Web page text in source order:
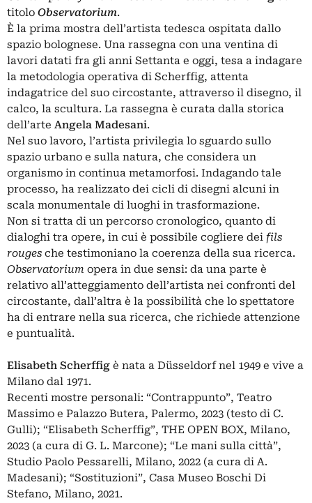
titolo Observatorium.
È la prima mostra dell’artista tedesca ospitata dallo
spazio bolognese. Una rassegna con una ventina di
lavori datati fra gli anni Settanta e oggi, tesa a indagare
la metodologia operativa di Scherffig, attenta
indagatrice del suo circostante, attraverso il disegno, il
calco, la scultura. La rassegna è curata dalla storica
dell’arte Angela Madesani.
Nel suo lavoro, l’artista privilegia lo sguardo sullo
spazio urbano e sulla natura, che considera un
organismo in continua metamorfosi. Indagando tale
processo, ha realizzato dei cicli di disegni alcuni in
scala monumentale di luoghi in trasformazione.
Non si tratta di un percorso cronologico, quanto di
dialoghi tra opere, in cui è possibile cogliere dei fils
rouges che testimoniano la coerenza della sua ricerca.
Observatorium opera in due sensi: da una parte è
relativo all’atteggiamento dell’artista nei confronti del
circostante, dall’altra è la possibilità che lo spettatore
ha di entrare nella sua ricerca, che richiede attenzione
e puntualità.
Elisabeth Scherffig è nata a Düsseldorf nel 1949 e vive a
Milano dal 1971.
Recenti mostre personali: “Contrappunto”, Teatro
Massimo e Palazzo Butera, Palermo, 2023 (testo di C.
Gulli); “Elisabeth Scherffig”, THE OPEN BOX, Milano,
2023 (a cura di G. L. Marcone); “Le mani sulla città”,
Studio Paolo Pessarelli, Milano, 2022 (a cura di A.
Madesani); “Sostituzioni”, Casa Museo Boschi Di
Stefano, Milano, 2021.